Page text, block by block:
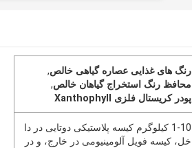
رنگ های غذایی عصاره گیاهی خالص,
محافظ رنگ استخراج گیاهان خالص,
پودر کریستال فلزی Xanthophyll
1-10 کیلوگرم کیسه پلاستیکی دوتایی در دا
خل، کیسه فویل آلومینیومی در خارج، و در